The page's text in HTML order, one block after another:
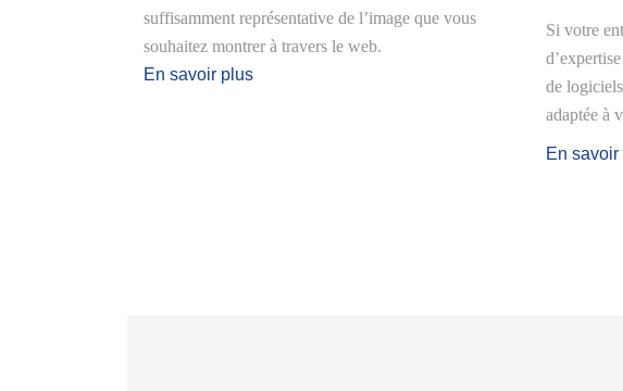
suffisamment représentative de l’image que vous
souhaitez montrer à travers le web.
En savoir plus
Si votre
de
adaptée à
En savoir